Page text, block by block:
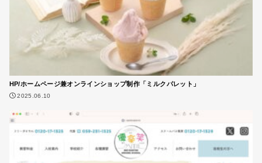
HP/ホームページ兼オンラインショップ制作「ミルクパレット」
2025.06.10